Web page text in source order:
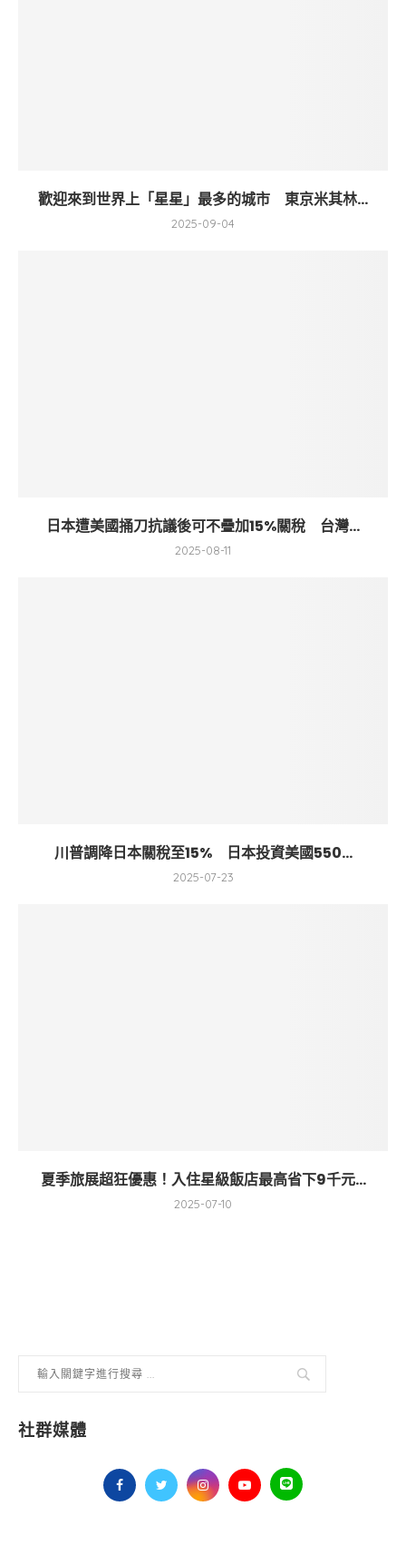
歡迎來到世界上「星星」最多的城市 東京米其林...
2025-09-04
日本遭美國捅刀抗議後可不疊加15%關稅 台灣...
2025-08-11
川普調降日本關稅至15% 日本投資美國550...
2025-07-23
夏季旅展超狂優惠！入住星級飯店最高省下9千元...
2025-07-10
社群媒體